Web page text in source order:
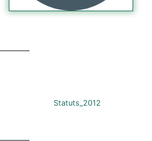
Statuts_2012